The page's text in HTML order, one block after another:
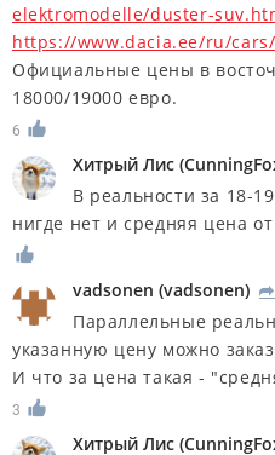
elektromodelle/duster-
https://www.dacia.ee/ru/
Официальные цены в
18000/19000 евро.
6
Хитрый Лис (
В реальности за 18-
нигде нет и средняя цена
vadsonen (vadsonen) R
Параллельные
указанную цену можно
И что за цена такая -
3
Хитрый Лис (